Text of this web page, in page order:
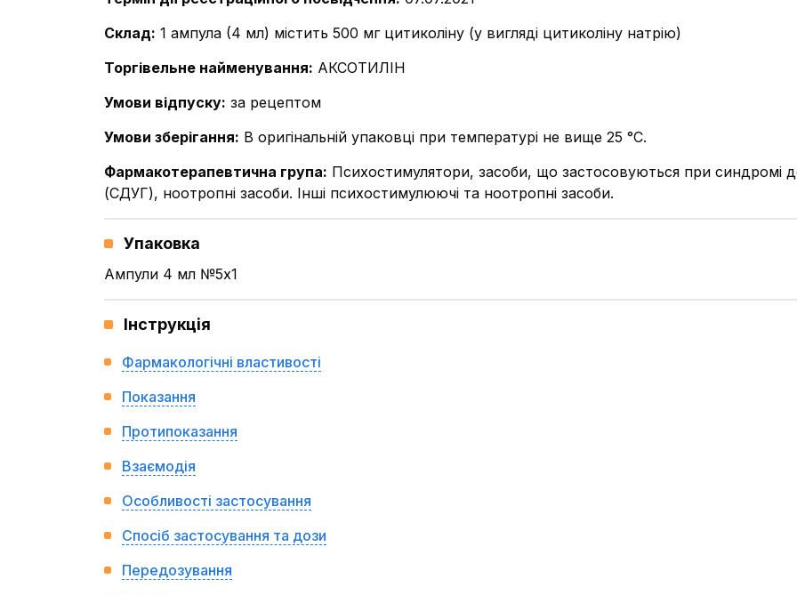
Склад: 1 ампула (4 мл) містить 500 мг цитиколіну (у вигляді цитиколіну натрію)
Торгівельне найменування: АКСОТИЛІН
Умови відпуску: за рецептом
Умови зберігання: В оригінальній упаковці при температурі не вище 25 °С.
Фармакотерапевтична група: Психостимулятори, засоби, що застосовуються при синдромі
(СДУГ), ноотропні засоби. Інші психостимулюючі та ноотропні засоби.
Упаковка
Ампули 4 мл №5x1
Інструкція
Фармакологічні властивості
Показання
Протипоказання
Взаємодія
Особливості застосування
Спосіб застосування та дози
Передозування